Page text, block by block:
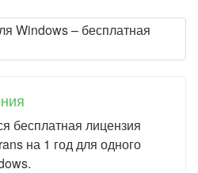
бесплатная лицензия
на 1 год для одного